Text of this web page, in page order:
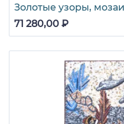
Золотые узоры,
71 280,00 ₽